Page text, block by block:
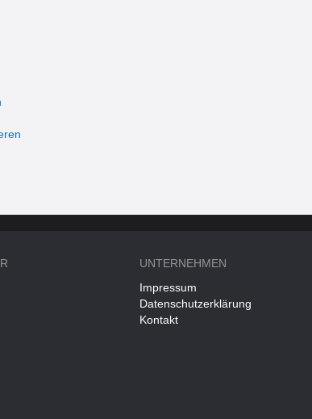
UNTERNEHMEN
Impressum
Datenschutzerklärung
Kontakt